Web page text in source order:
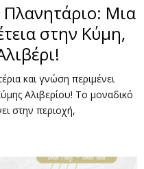
Μια
στην Κύμη,
και γνώση περιμένει
Αλιβερίου! Το μοναδικό
στην περιοχή,